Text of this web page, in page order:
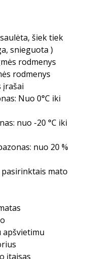
šiek tiek
snieguota )
rodmenys
rodmenys
įrašai
Nuo 0°C iki
nuo -20 °C iki
nuo 20 %
mato
apšvietimu
įtaisas